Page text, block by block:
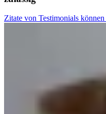
Zitate von Testimonials